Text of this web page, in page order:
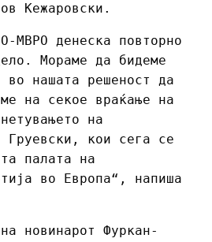
Кежаровски.
МВРО денеска повторно
Мораме да бидеме
во нашата решеност да
на секое враќање на
на
Груевски, кои сега се
палата на
во Европа“, напиша
новинарот Фуркан-